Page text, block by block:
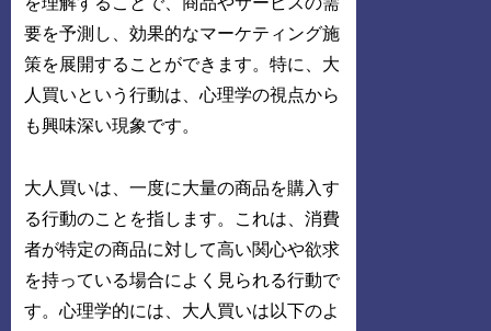
要を予測し、効果的なマーケティング施
策を展開することができます。特に、大
人買いという行動は、心理学の視点から
も興味深い現象です。
大人買いは、一度に大量の商品を購入す
る行動のことを指します。これは、消費
者が特定の商品に対して高い関心や欲求
を持っている場合によく見られる行動で
す。心理学的には、大人買いは以下のよ